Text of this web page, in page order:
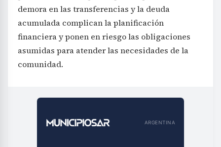
demora en las transferencias y la deuda
acumulada complican la planificación
financiera y ponen en riesgo las obligaciones
asumidas para atender las necesidades de la
comunidad.
ARGENTINA